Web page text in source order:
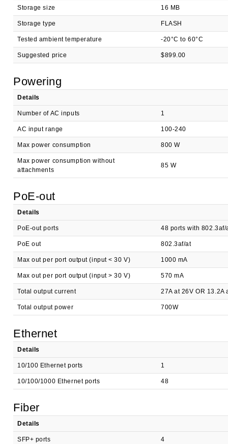
Storage size 16 MB
Storage type FLASH
Tested ambient temperature -20°C to 60°C
Suggested price $899.00
Powering
Details
Number of AC inputs 1
AC input range 100-240
Max power consumption 800 W
Max power consumption without
attachments
85 W
PoE-out
Details
PoE-out ports 48 ports with
PoE out 802.3af/at
Max out per port output (input < 30 V) 1000 mA
Max out per port output (input > 30 V) 570 mA
Total output current 27A at 26V OR 13.2A
Total output power 700W
Ethernet
Details
10/100 Ethernet ports 1
10/100/1000 Ethernet ports 48
Fiber
Details
SFP+ ports 4